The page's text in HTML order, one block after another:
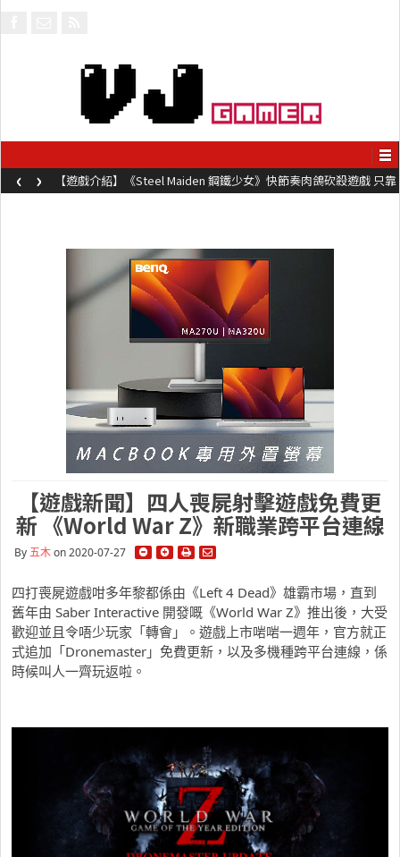
【遊戲介紹】《Steel Maiden 鋼鐵少女》快節奏肉鴿砍殺遊戲 只靠
兩鍵操作動作極致流暢試玩上架中
‹ ›
【遊戲新聞】四人喪屍射擊遊戲免費更
新 《World War Z》新職業跨平台連線
By五木on 2020-07-27
四打喪屍遊戲咁多年黎都係由《Left 4 Dead》雄霸市場，直到
舊年由 Saber Interactive 開發嘅《World War Z》推出後，大受
歡迎並且令唔少玩家「轉會」。遊戲上市啱啱一週年，官方就正
式追加「Dronemaster」免費更新，以及多機種跨平台連線，係
時候叫人一齊玩返啦。